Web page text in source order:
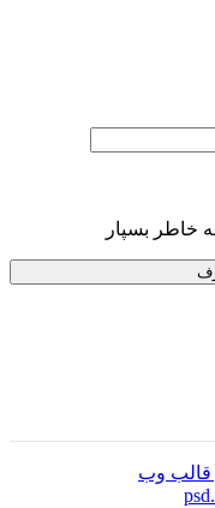
خاطر بسپار